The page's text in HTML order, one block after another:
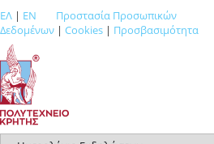
ΕΛ | EN
Προστασία Προσωπικών
Δεδομένων | Cookies | Προσβασιμότητα